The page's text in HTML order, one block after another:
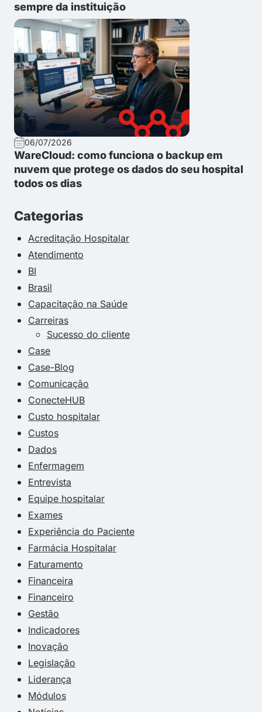
sempre da instituição
06/07/2026
WareCloud: como funciona o backup em
nuvem que protege os dados do seu hospital
todos os dias
Categorias
Acreditação Hospitalar
Atendimento
BI
Brasil
Capacitação na Saúde
Carreiras
Sucesso do cliente
Case
Case-Blog
Comunicação
ConecteHUB
Custo hospitalar
Custos
Dados
Enfermagem
Entrevista
Equipe hospitalar
Exames
Experiência do Paciente
Farmácia Hospitalar
Faturamento
Financeira
Financeiro
Gestão
Indicadores
Inovação
Legislação
Liderança
Módulos